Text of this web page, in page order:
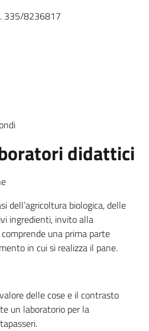
335/8236817
didattici
dell’agricoltura biologica, delle
ingredienti, invito alla
una prima parte
in cui si realizza il pane.
delle cose e il contrasto
un laboratorio per la